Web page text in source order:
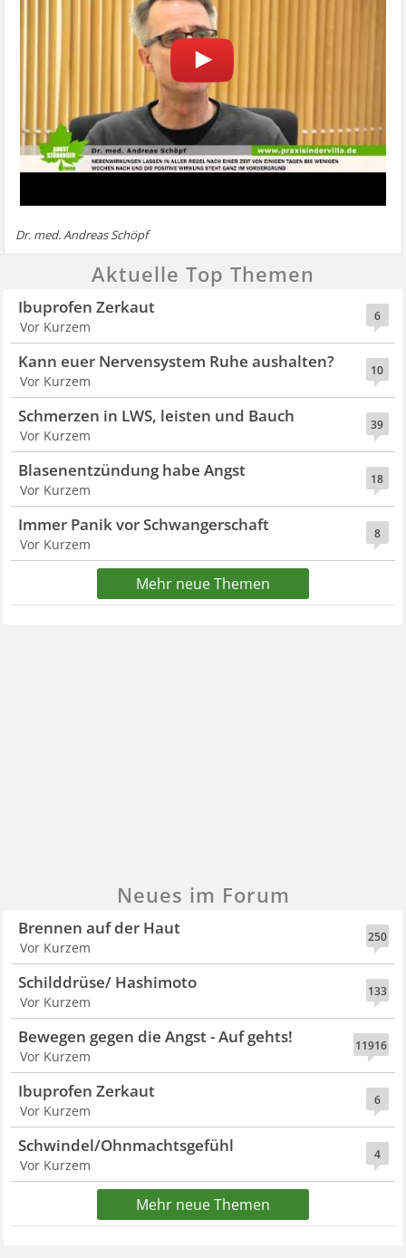
Dr. med. Andreas Schöpf
Aktuelle Top Themen
6
Ibuprofen Zerkaut
Vor Kurzem
10
Kann euer Nervensystem Ruhe aushalten?
Vor Kurzem
39
Schmerzen in LWS, leisten und Bauch
Vor Kurzem
18
Blasenentzündung habe Angst
Vor Kurzem
8
Immer Panik vor Schwangerschaft
Vor Kurzem
Mehr neue Themen
Neues im Forum
250
Brennen auf der Haut
Vor Kurzem
133
Schilddrüse/ Hashimoto
Vor Kurzem
11916
Bewegen gegen die Angst - Auf gehts!
Vor Kurzem
6
Ibuprofen Zerkaut
Vor Kurzem
4
Schwindel/Ohnmachtsgefühl
Vor Kurzem
Mehr neue Themen